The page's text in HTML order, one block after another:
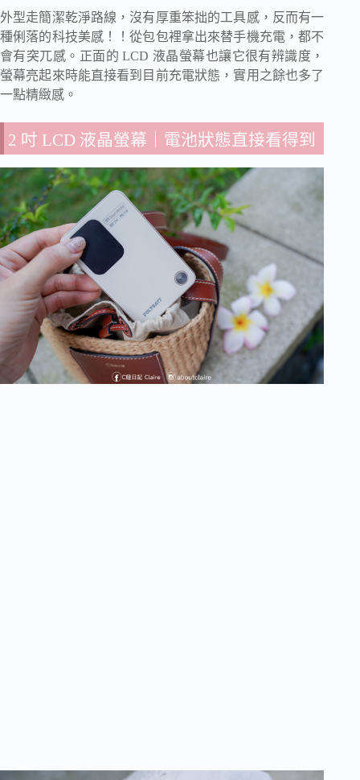
外型走簡潔乾淨路線，沒有厚重笨拙的工具感，反而有一
種俐落的科技美感！！從包包裡拿出來替手機充電，都不
會有突兀感。正面的 LCD 液晶螢幕也讓它很有辨識度，
螢幕亮起來時能直接看到目前充電狀態，實用之餘也多了
一點精緻感。
2 吋 LCD 液晶螢幕｜電池狀態直接看得到